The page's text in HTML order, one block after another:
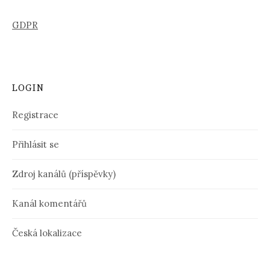
GDPR
LOGIN
Registrace
Přihlásit se
Zdroj kanálů (příspěvky)
Kanál komentářů
Česká lokalizace